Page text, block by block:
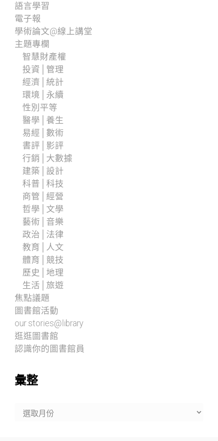
語言學習
電子報
學術論文@線上講堂
主題專欄
智慧財產權
投資│管理
經濟│統計
環境│永續
性別平等
醫學│養生
易經│數術
書評│影評
行銷│大數據
建築│設計
科普│科技
商管│經營
哲學│文學
藝術│音樂
政治│法律
教育│人文
體育│競技
歷史│地理
生活│旅遊
焦點議題
圖書館活動
our stories@library
逛逛圖書館
認識你的圖書館員
彙整